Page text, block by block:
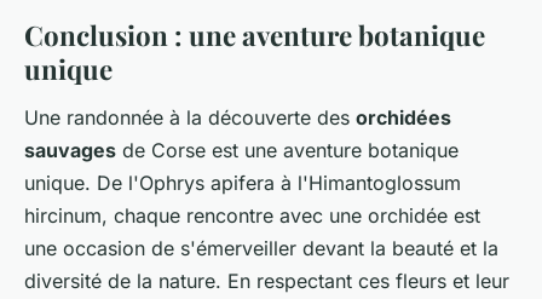
Conclusion : une aventure botanique
unique
Une randonnée à la découverte des orchidées
sauvages de Corse est une aventure botanique
unique. De l'Ophrys apifera à l'Himantoglossum
hircinum, chaque rencontre avec une orchidée est
une occasion de s'émerveiller devant la beauté et la
diversité de la nature. En respectant ces fleurs et leur